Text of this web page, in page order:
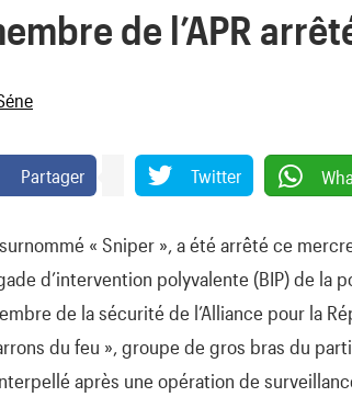
de l’APR
Partager Twitter
« Sniper », a été arrêté ce
d’intervention polyvalente (BIP) de la
de la sécurité de l’Alliance pour la
du feu », groupe de gros bras du
après une opération de